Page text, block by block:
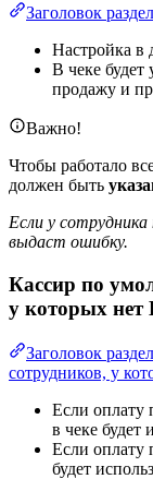
Заголовок
Настройка в
В чеке будет
продажу и
Важно!
Чтобы работало
должен быть
Если у
выдаст ошибку.
Кассир по
у которых
Заголовок
сотрудников, у
Если оплату
в чеке
Если оплату
будет